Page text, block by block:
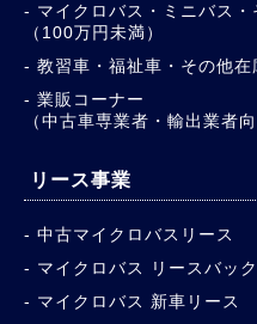
マイクロバス・ミニバス・
（100万円未満）
教習車・福祉車・その他在
業販コーナー
（中古車専業者・輸出業者向
リース事業
中古マイクロバスリース
マイクロバス リースバック
マイクロバス 新車リース